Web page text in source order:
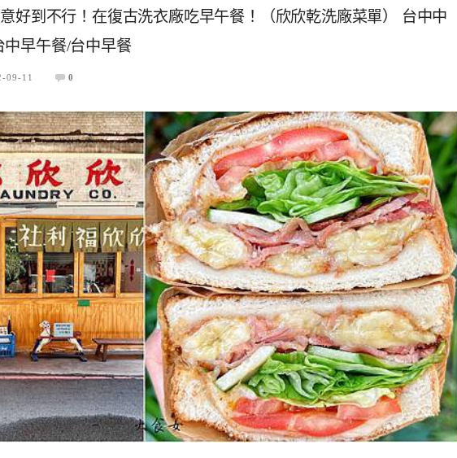
好到不行！在復古洗衣廠吃早午餐！（欣欣乾洗廠菜單） 台中中
中早午餐/台中早餐
09-11 0